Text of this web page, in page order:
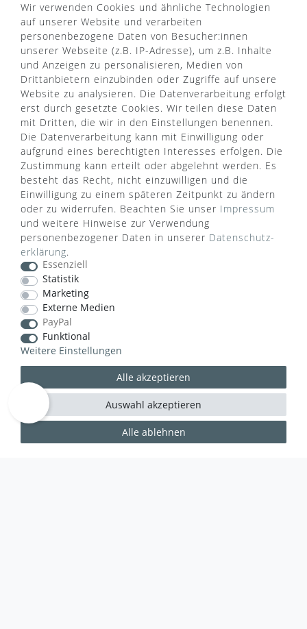
Über uns
Kontaktformular
FAQ
Türgriff Lexikon
Widerrufsrecht
Sitemap
AGB
Zahlung & Versand
Datenschutz
Impressum
Rücksendung
Markenwelt
Widerruf erklären
ZAHLUNGSARTEN
VERSANDART
Wir verwenden Cookies und ähnliche Technologien
auf unserer Website und verarbeiten
personenbezogene Daten von Besucher:innen
unserer Webseite (z.B. IP-Adresse), um z.B. Inhalte
und Anzeigen zu personalisieren, Medien von
Drittanbietern einzubinden oder Zugriffe auf unsere
Website zu analysieren. Die Datenverarbeitung erfolgt
erst durch gesetzte Cookies. Wir teilen diese Daten
mit Dritten, die wir in den Einstellungen benennen.
Die Datenverarbeitung kann mit Einwilligung oder
aufgrund eines berechtigten Interesses erfolgen. Die
Zustimmung kann erteilt oder abgelehnt werden. Es
besteht das Recht, nicht einzuwilligen und die
Einwilligung zu einem späteren Zeitpunkt zu ändern
oder zu widerrufen. Beachten Sie unser Impressum
und weitere Hinweise zur Verwendung
personenbezogener Daten in unserer Daten­schutz­
erklärung.
Essenziell
Statistik
Marketing
Externe Medien
PayPal
Funktional
Weitere Einstellungen
Alle akzeptieren
Alle ablehnen
Auswahl akzeptieren